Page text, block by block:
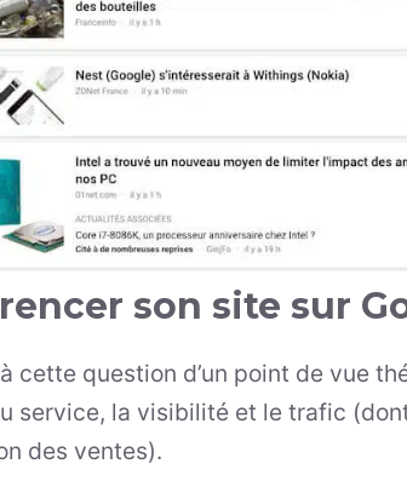
son site sur
cette question d’un point de vue
service, la visibilité et le trafic
des ventes).